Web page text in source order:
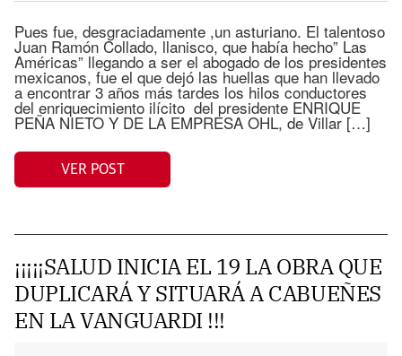
Pues fue, desgraciadamente ,un asturiano. El talentoso
Juan Ramón Collado, llanisco, que había hecho” Las
Américas” llegando a ser el abogado de los presidentes
mexicanos, fue el que dejó las huellas que han llevado
a encontrar 3 años más tardes los hilos conductores
del enriquecimiento ilícito del presidente ENRIQUE
PEÑA NIETO Y DE LA EMPRESA OHL, de Villar […]
VER POST
¡¡¡¡¡SALUD INICIA EL 19 LA OBRA QUE
DUPLICARÁ Y SITUARÁ A CABUEÑES
EN LA VANGUARDI !!!